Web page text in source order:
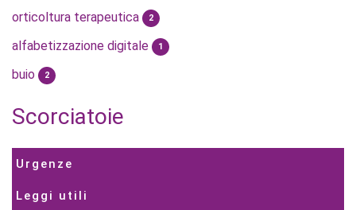
orticoltura terapeutica 2
alfabetizzazione digitale 1
buio 2
Scorciatoie
Urgenze
Leggi utili